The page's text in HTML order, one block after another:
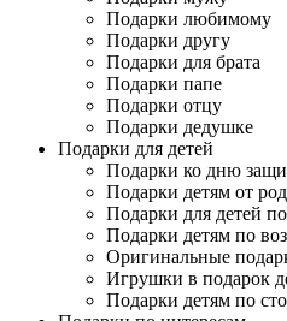
Подарки любимому
Подарки другу
Подарки для брата
Подарки папе
Подарки отцу
Подарки дедушке
Подарки для детей
Подарки ко дню
Подарки детям от
Подарки для детей
Подарки детям по
Оригинальные
Игрушки в подарок
Подарки детям по